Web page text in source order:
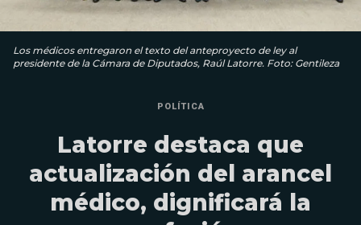
Los médicos entregaron el texto del anteproyecto de ley al
presidente de la Cámara de Diputados, Raúl Latorre. Foto: Gentileza
POLÍTICA
Latorre destaca que
actualización del arancel
médico, dignificará la